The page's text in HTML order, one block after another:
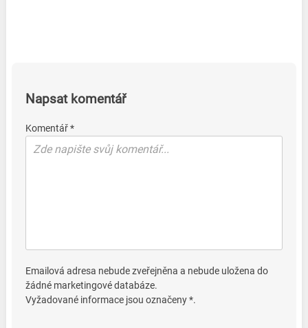
Napsat komentář
Komentář *
Emailová adresa nebude zveřejněna a nebude uložena do
žádné marketingové databáze.
Vyžadované informace jsou označeny *.